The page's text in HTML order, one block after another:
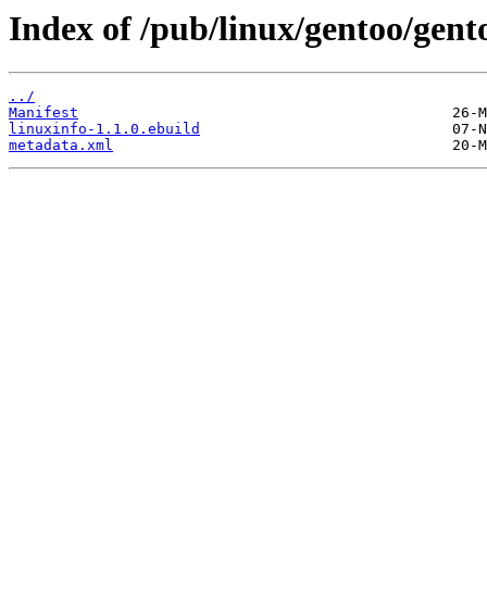
Index of /pub/linux/gentoo/
../
Manifest
linuxinfo-1.1.0.ebuild
metadata.xml